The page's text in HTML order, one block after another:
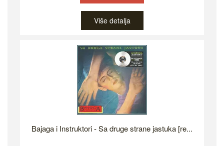
Više detalja
Bajaga i Instruktori - Sa druge strane jastuka [re...